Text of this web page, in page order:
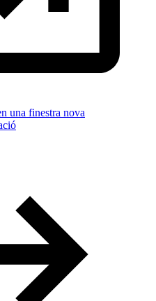
una finestra nova